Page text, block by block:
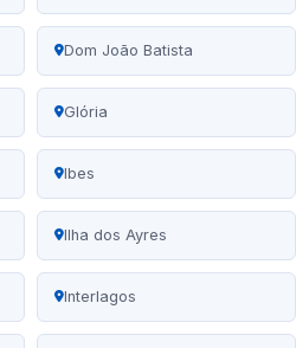
Dom João Batista
Glória
Ibes
Ilha dos Ayres
Interlagos